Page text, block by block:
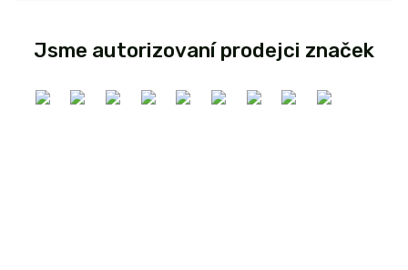
Jsme autorizovaní prodejci značek